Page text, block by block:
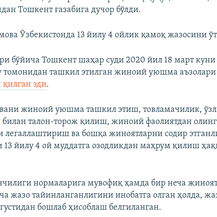
Тошкент ғазабига дучор бўлди.
Ўзбекистонда 13 йилу 4 ойлик қамоқ жазосини
бўйича Тошкент шаҳар суди 2020 йил 18 март куни
томонидан ташкил этилган жиноий уюшма аъзолари
қилган эди.
жиноий уюшма ташкил этиш, товламачилик,
билан талон-торож қилиш, жиноий фаолиятдан
легаллаштириш ва бошқа жиноятларни содир
13 йилу 4 ой муддатга озодликдан маҳрум қилиш
нормаларига мувофиқ ҳамда бир неча
жазо тайинланганлигини инобатга олган ҳолда,
бошлаб ҳисоблаш белгиланган.